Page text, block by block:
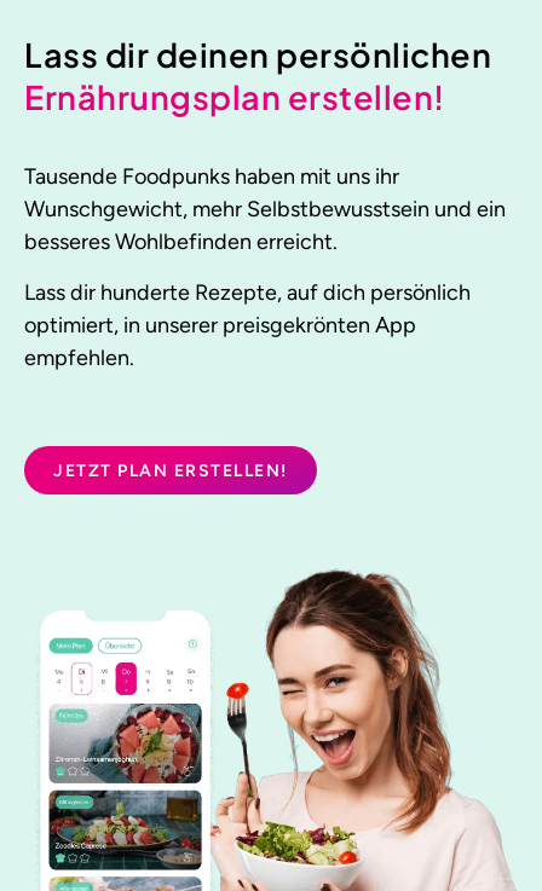
Lass dir deinen persönlichen
Ernährungsplan erstellen!
Tausende Foodpunks haben mit uns ihr
Wunschgewicht, mehr Selbstbewusstsein und ein
besseres Wohlbefinden erreicht.
Lass dir hunderte Rezepte, auf dich persönlich
optimiert, in unserer preisgekrönten App
empfehlen.
JETZT PLAN ERSTELLEN!